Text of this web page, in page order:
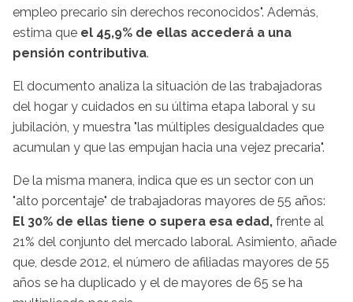
empleo precario sin derechos reconocidos". Además,
estima que el 45,9% de ellas accederá a una
pensión contributiva.
El documento analiza la situación de las trabajadoras
del hogar y cuidados en su última etapa laboral y su
jubilación, y muestra "las múltiples desigualdades que
acumulan y que las empujan hacia una vejez precaria".
De la misma manera, indica que es un sector con un
"alto porcentaje" de trabajadoras mayores de 55 años:
El 30% de ellas tiene o supera esa edad, frente al
21% del conjunto del mercado laboral. Asimiento, añade
que, desde 2012, el número de afiliadas mayores de 55
años se ha duplicado y el de mayores de 65 se ha